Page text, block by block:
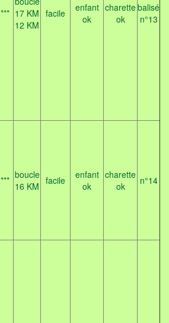
*** 17 KM
12 KM
facile
enfant
ok
charette
ok
balisé
n°13
*** boucle
16 KM facile
enfant
ok
charette
ok
n°14